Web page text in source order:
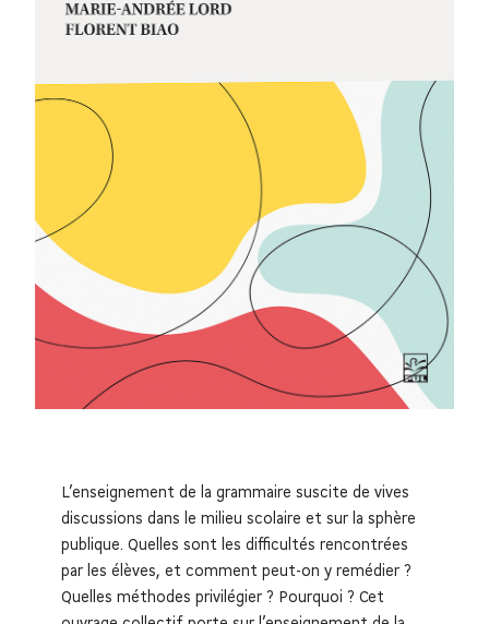
L’enseignement de la grammaire suscite de vives
discussions dans le milieu scolaire et sur la sphère
publique. Quelles sont les difficultés rencontrées
par les élèves, et comment peut-on y remédier ?
Quelles méthodes privilégier ? Pourquoi ? Cet